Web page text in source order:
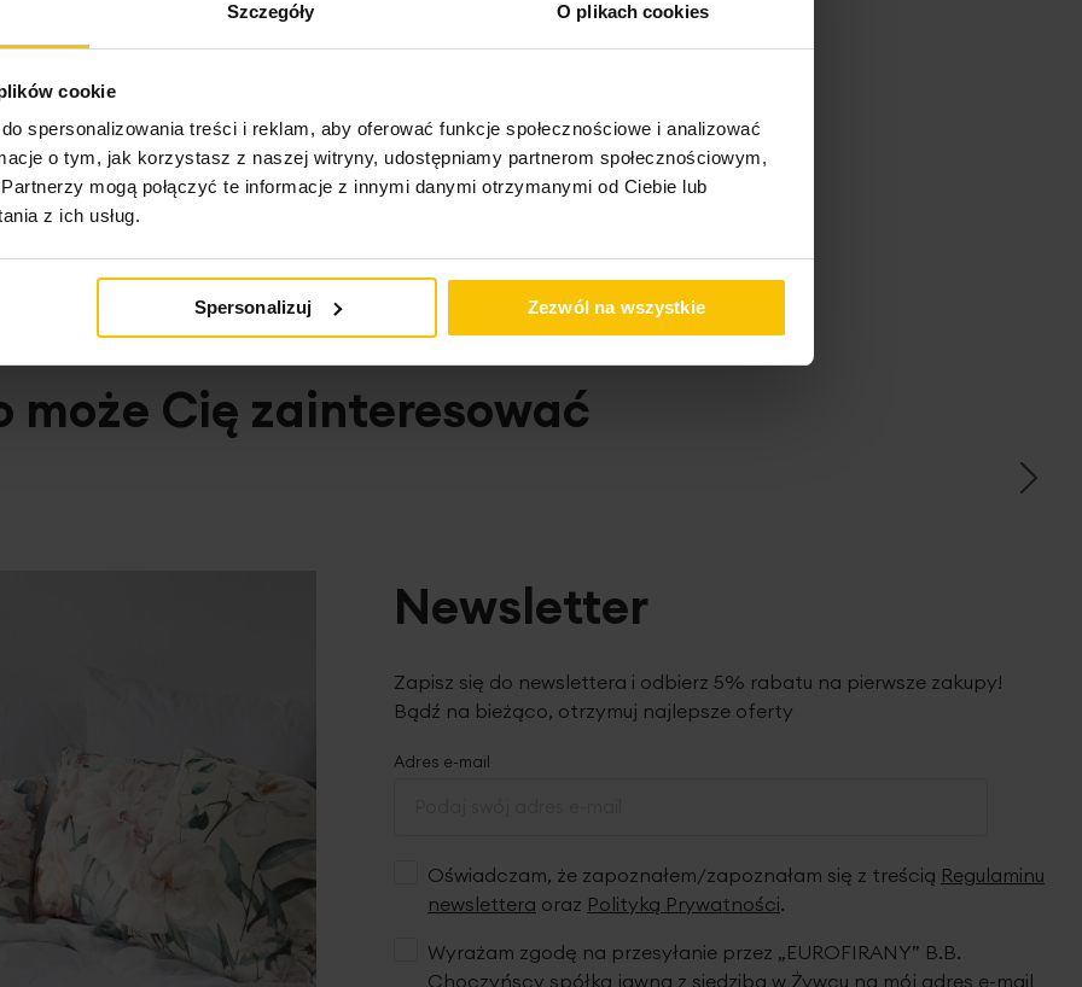
Szczegóły O plikach cookies
cookie
spersonalizowania treści i reklam, aby oferować funkcje społecznościowe i analizować
o tym, jak korzystasz z naszej witryny, udostępniamy partnerom społecznościowym,
mogą połączyć te informacje z innymi danymi otrzymanymi od Ciebie lub
z ich usług.
Spersonalizuj Zezwól na wszystkie
może Cię zainteresować
Newsletter
Zapisz się do newslettera i odbierz 5% rabatu na pierwsze zakupy!
Bądź na bieżąco, otrzymuj najlepsze oferty
Adres e-mail
Oświadczam, że zapoznałem/zapoznałam się z treścią Regulaminu
newslettera oraz Polityką Prywatności.
Wyrażam zgodę na przesyłanie przez „EUROFIRANY” B.B.
Choczyńscy spółka jawna z siedzibą w Żywcu na mój adres e-mail